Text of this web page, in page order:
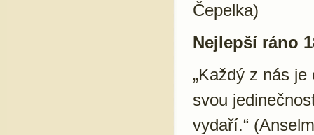
Čepelka)
Nejlepší ráno
„Každý z nás
svou
vydaří.“